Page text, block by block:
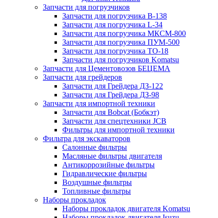
Запчасти для погрузчиков
Запчасти для погрузчика B-138
Запчасти для погрузчика L-34
Запчасти для погрузчика МКСМ-800
Запчасти для погрузчика ПУМ-500
Запчасти для погрузчика ТО-18
Запчасти для погрузчиков Komatsu
Запчасти для Цементовозов БЕЦЕМА
Запчасти для грейдеров
Запчасти для Грейдера ДЗ-122
Запчасти для Грейдера ДЗ-98
Запчасти для импортной техники
Запчасти для Bobcat (Бобкэт)
Запчасти для спецтехники JCB
Фильтры для импортной техники
Фильтра для экскаваторов
Салонные фильтры
Масляные фильтры двигателя
Антикоррозийные фильтры
Гидравлические фильтры
Воздушные фильтры
Топливные фильтры
Наборы прокладок
Наборы прокладок двигателя Komatsu